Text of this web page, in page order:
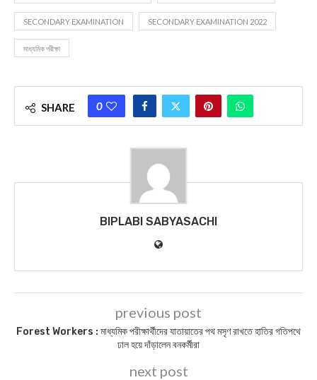
SECONDARY EXAMINATION SECONDARY EXAMINATION 2022
মাধ্যমিক পরীক্ষা
SHARE 0
BIPLABI SABYASACHI
previous post
Forest Workers : মাধ্যমিক পরীক্ষার্থীদের যাতায়াতের পথ মসৃণ রাখতে হাতির গতিপথে
ঢাল হয়ে দাঁড়ালেন বনকর্মীরা
next post